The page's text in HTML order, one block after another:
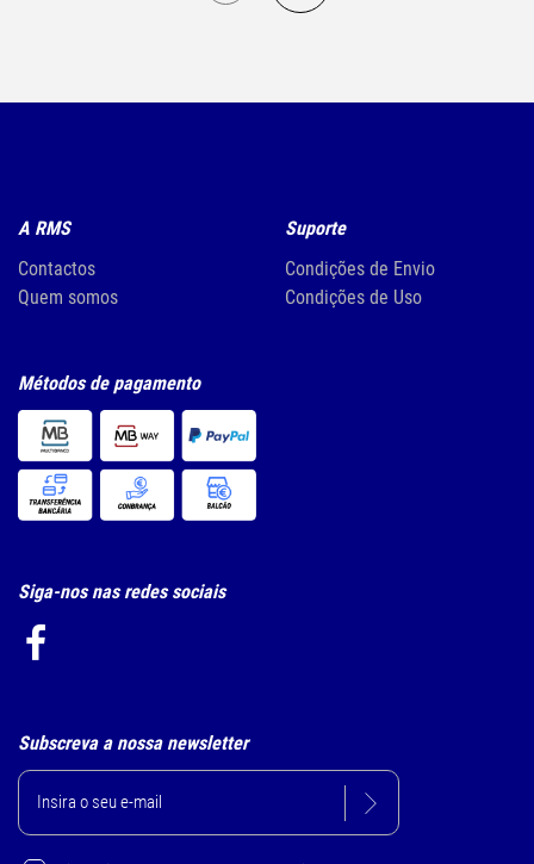
A RMS
Contactos
Quem somos
Suporte
Condições de Envio
Condições de Uso
Métodos de pagamento
Siga-nos nas redes sociais
Subscreva a nossa newsletter